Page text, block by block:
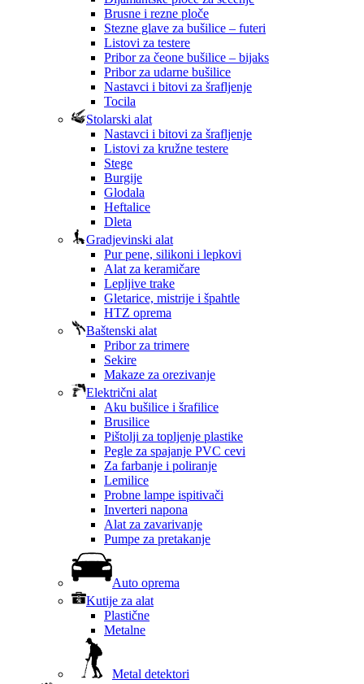
Brusne i rezne ploče
Stezne glave za bušilice – futeri
Listovi za testere
Pribor za čeone bušilice – bijaks
Pribor za udarne bušilice
Nastavci i bitovi za šrafljenje
Tocila
Stolarski alat
Nastavci i bitovi za šrafljenje
Listovi za kružne testere
Stege
Burgije
Glodala
Heftalice
Dleta
Gradjevinski alat
Pur pene, silikoni i lepkovi
Alat za keramičare
Lepljive trake
Gletarice, mistrije i špahtle
HTZ oprema
Baštenski alat
Pribor za trimere
Sekire
Makaze za orezivanje
Električni alat
Aku bušilice i šrafilice
Brusilice
Pištolji za topljenje plastike
Pegle za spajanje PVC cevi
Za farbanje i poliranje
Lemilice
Probne lampe ispitivači
Inverteri napona
Alat za zavarivanje
Pumpe za pretakanje
Auto oprema
Kutije za alat
Plastične
Metalne
Metal detektori